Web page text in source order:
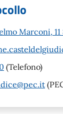
Marconi,
(Telefono)